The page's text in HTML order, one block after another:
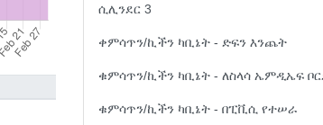
ሲሊንደር 3
ቀምሳጥን/ኪችን ካቢኔት - ድፍን እንጨት
ቁምሳጥን/ኪችን ካቢኔት - በፒቪሲ የተሠራ